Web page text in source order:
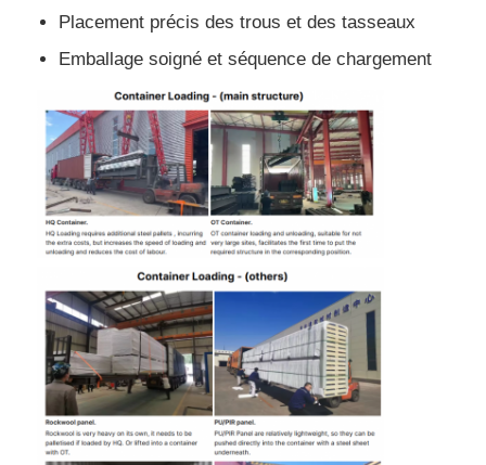
Placement précis des trous et des tasseaux
Emballage soigné et séquence de chargement